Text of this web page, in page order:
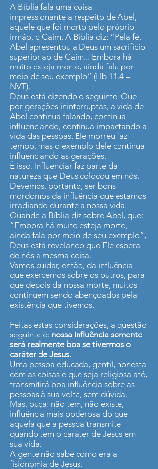
A Bíblia fala uma coisa
impressionante a respeito de Abel,
aquele que foi morto pelo próprio
irmão, o Caim. A Bíblia diz: “Pela fé,
Abel apresentou a Deus um sacrifício
superior ao de Caim... Embora há
muito esteja morto, ainda fala por
meio de seu exemplo” (Hb 11.4 –
NVT).
Deus está dizendo o seguinte: Que
por gerações ininterruptas, a vida de
Abel continua falando, continua
influenciando, continua impactando a
vida das pessoas. Ele morreu faz
tempo, mas o exemplo dele continua
influenciando as gerações.
É isso. Influenciar faz parte da
natureza que Deus colocou em nós.
Devemos, portanto, ser bons
mordomos da influência que estamos
irradiando durante a nossa vida.
Quando a Bíblia diz sobre Abel, que:
“Embora há muito esteja morto,
ainda fala por meio de seu exemplo”,
Deus está revelando que Ele espera
de nós a mesma coisa.
Vamos cuidar, então, da influência
que exercemos sobre os outros, para
que depois da nossa morte, muitos
continuem sendo abençoados pela
existência que tivemos.
Feitas estas considerações, a questão
seguinte é: nossa influência somente
será realmente boa se tivermos o
caráter de Jesus.
Uma pessoa educada, gentil, honesta
com as coisas e que seja religiosa até,
transmitirá boa influência sobre as
pessoas à sua volta, sem dúvida.
Mas, ouça: não tem, não existe,
influência mais poderosa do que
aquela que a pessoa transmite
quando tem o caráter de Jesus em
sua vida.
A gente não sabe como era a
fisionomia de Jesus.